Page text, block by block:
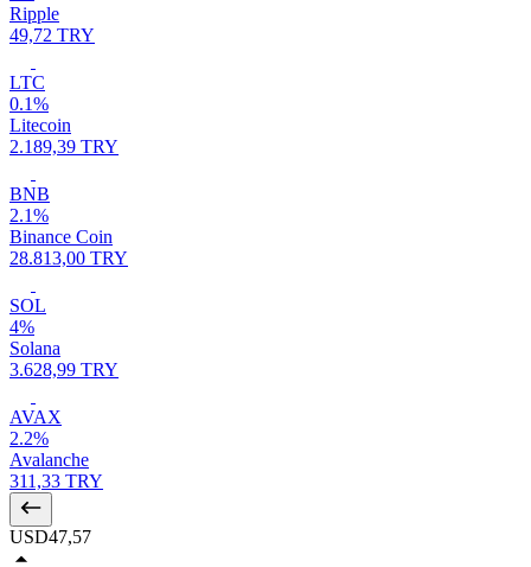
Ripple
49,72 TRY
LTC
0.1%
Litecoin
2.189,39 TRY
BNB
2.1%
Binance Coin
28.813,00 TRY
SOL
4%
Solana
3.628,99 TRY
AVAX
2.2%
Avalanche
311,33 TRY
USD47,57